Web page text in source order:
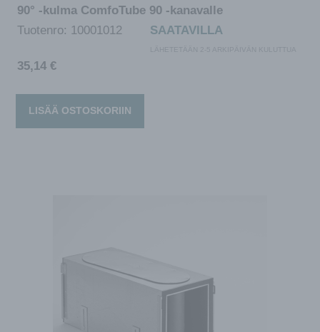
90° -kulma ComfoTube 90 -kanavalle
Tuotenro: 10001012 SAATAVILLA
LÄHETETÄÄN 2-5 ARKIPÄIVÄN KULUTTUA
35,14 €
LISÄÄ OSTOSKORIIN